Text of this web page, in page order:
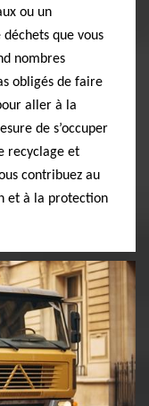
ou un
que vous
nombres
obligés de faire
aller à la
de s’occuper
recyclage et
contribuez au
et à la protection